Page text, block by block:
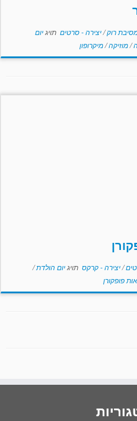
רוק/יצירה - סרטים תויגיום
/מוזיקה/מיקרופון
/יצירה - קרקס תויגיום הולדת/
פופקורן